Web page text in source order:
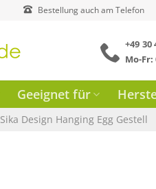
Bestellung auch am Telefon
+49 30
Mo-Fr:
Geeignet für
Sika Design Hanging Egg Gestell